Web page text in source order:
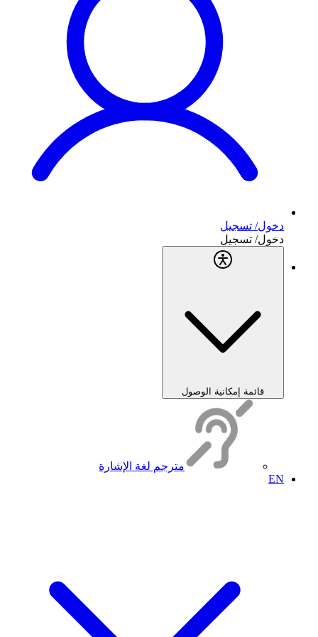
دخول/ تسجيل
دخول/ تسجيل
قائمة إمكانية الوصول
مترجم لغة الإشارة
EN